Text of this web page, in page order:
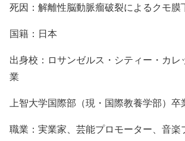
死因：解離性脳動脈瘤破裂によるクモ膜
国籍：日本
出身校：ロサンゼルス・シティー・カレ
業
上智大学国際部（現・国際教養学部）卒
職業：実業家、芸能プロモーター、音楽